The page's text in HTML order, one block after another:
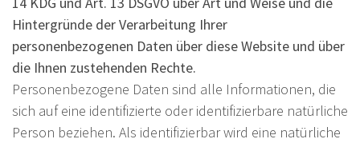
Hintergründe der Verarbeitung Ihrer
personenbezogenen Daten über diese Website und über
die Ihnen zustehenden Rechte.
Personenbezogene Daten sind alle Informationen, die
sich auf eine identifizierte oder identifizierbare natürliche
Person beziehen. Als identifizierbar wird eine natürliche